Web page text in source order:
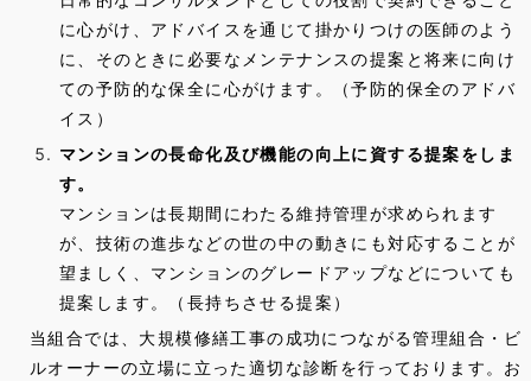
に心がけ、アドバイスを通じて掛かりつけの医師のよう
に、そのときに必要なメンテナンスの提案と将来に向け
ての予防的な保全に心がけます。（予防的保全のアドバ
イス）
マンションの長命化及び機能の向上に資する提案をしま
す。
マンションは長期間にわたる維持管理が求められます
が、技術の進歩などの世の中の動きにも対応することが
望ましく、マンションのグレードアップなどについても
提案します。（長持ちさせる提案）
当組合では、大規模修繕工事の成功につながる管理組合・ビ
ルオーナーの立場に立った適切な診断を行っております。お